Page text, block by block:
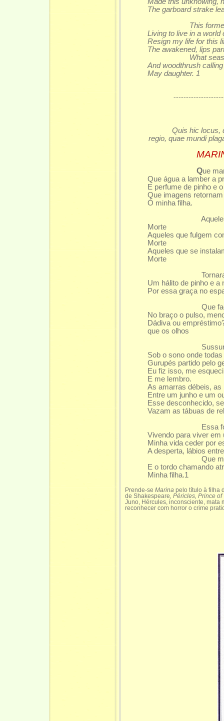
The garboard strake
This forme,
Living to live in a
Resign my life for this
The awakened, lips
What seas
And woodthrush
May daughter. 1
Quis hic locus,
regio, quae mundi
Que
Que água a lamber a
E perfume de pinho e
Que imagens retornam
Ó minha filha.
Aqueles
Morte
Aqueles que fulgem
Morte
Aqueles que se
Morte
Tornaram-
Um hálito de pinho e a
Por essa graça no
Que face é
No braço o pulso,
Dádiva ou
que os olhos
Sussurros e
Sob o sono onde
Gurupés partido pelo
Eu fiz isso, me esqueci
E me lembro.
As amarras débeis,
Entre um junho e um
Esse desconhecido,
Vazam as tábuas de
Essa
Vivendo para viver
Minha vida ceder por
A desperta, lábios
Que mares
E o tordo chamando
Minha filha.1
Prende-se Marina pelo título à filha
de Shakespeare, Péricles, Prince of
Juno, Hércules, inconsciente, mata
reconhecer com horror o crime